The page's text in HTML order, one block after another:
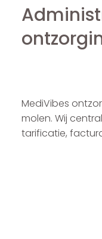
MediVibes
molen. Wij
tarificatie,